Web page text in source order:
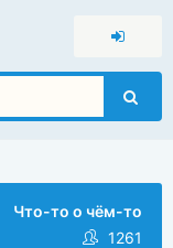
Что-то о чём-то
1261